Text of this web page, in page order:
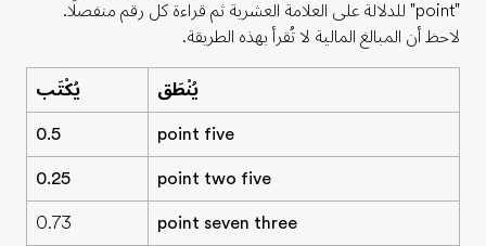
"point" للدلالة على العلامة العشرية ثم قراءة كل رقم منفصلًا.
لاحظ أن المبالغ المالية لا تُقرأ بهذه الطريقة.
يُكْتَب يُنْطَق
0.5 point five
0.25 point two five
0.73 point seven three